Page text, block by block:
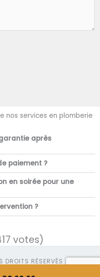
nos services en plomberie
après
paiement ?
en soirée pour une
?
votes)
DROITS RÉSERVÉS